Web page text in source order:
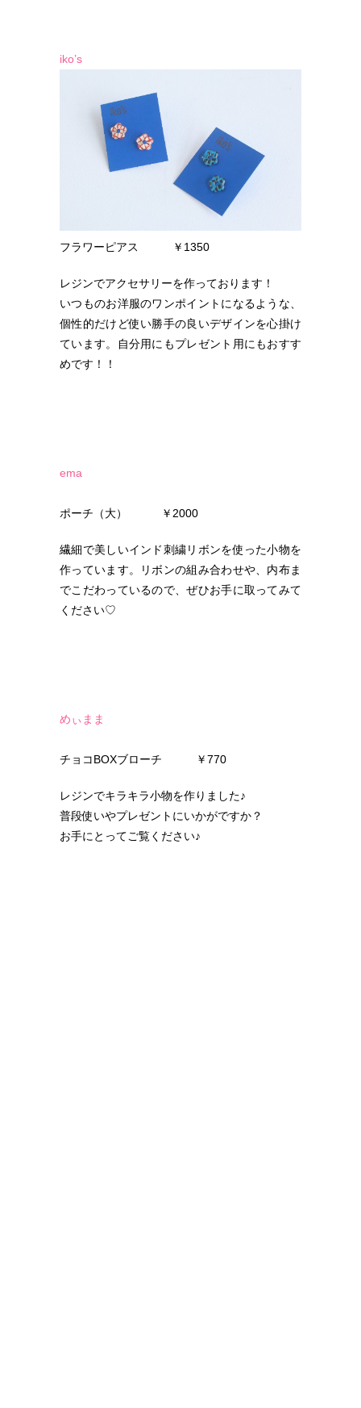
iko’s
フラワーピアス ￥1350
レジンでアクセサリーを作っております！
いつものお洋服のワンポイントになるような、
個性的だけど使い勝手の良いデザインを心掛け
ています。自分用にもプレゼント用にもおすす
めです！！
ema
作っています。リボンの組み合わせや、内布ま
ください♡